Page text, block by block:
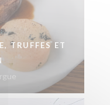
TRUFFES ET